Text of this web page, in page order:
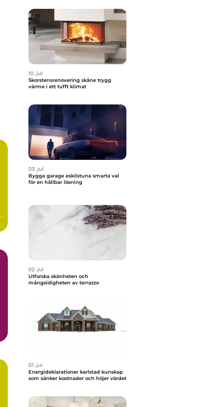
10. jul
Skorstensrenovering skåne trygg
värme i ett tufft klimat
03. jul
Bygga garage eskilstuna smarta val
för en hållbar lösning
02. jul
Utforska skönheten och
mångsidigheten av terrazzo
01. jul
Energideklarationer karlstad kunskap
som sänker kostnader och höjer värdet